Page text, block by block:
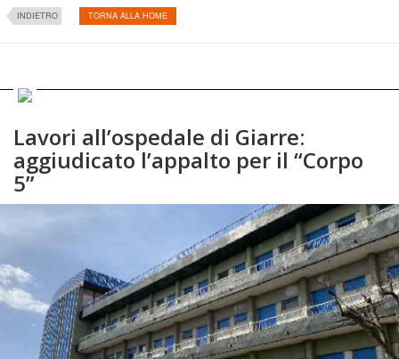
INDIETRO TORNA ALLA HOME
Lavori all’ospedale di Giarre:
aggiudicato l’appalto per il “Corpo
5”